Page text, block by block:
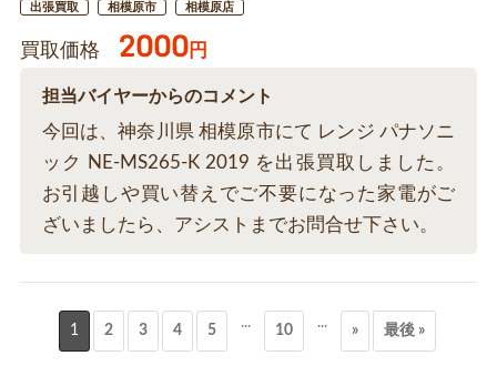
出張買取 相模原市 相模原店
買取価格 2000円
担当バイヤーからのコメント
今回は、神奈川県 相模原市にて レンジ パナソニ
ック NE-MS265-K 2019 を出張買取しました。
お引越しや買い替えでご不要になった家電がご
ざいましたら、アシストまでお問合せ下さい。
1 2 3 4 5 ... 10 ... » 最後 »